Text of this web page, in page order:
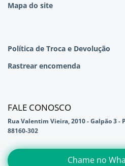
Mapa do site
Política de Troca e Devolução
Rastrear encomenda
FALE CONOSCO
Rua Valentim Vieira, 2010 - Galpão 3 -
88160-302
Chame no